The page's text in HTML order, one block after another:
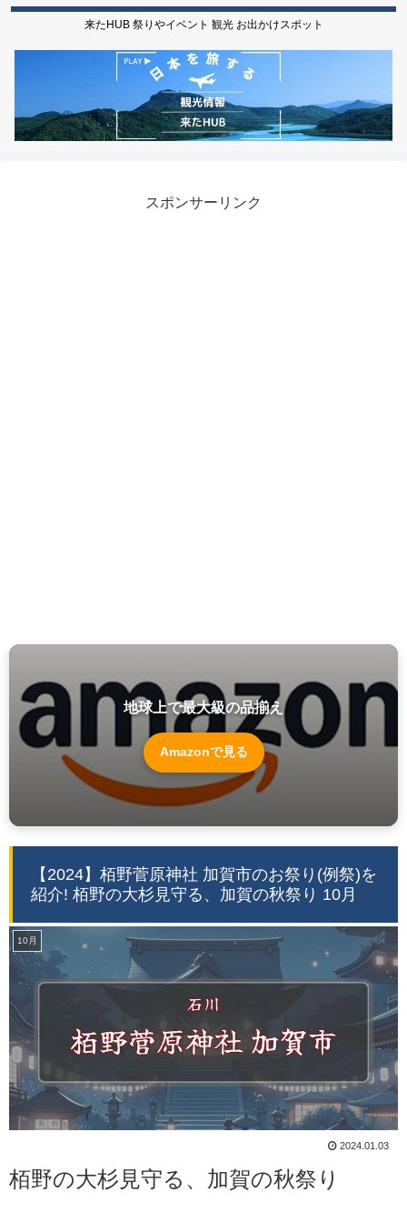
来たHUB 祭りやイベント 観光 お出かけスポット
スポンサーリンク
地球上で最大級の品揃え
Amazonで見る
【2024】栢野菅原神社 加賀市のお祭り(例祭)を
紹介! 栢野の大杉見守る、加賀の秋祭り 10月
10月
2024.01.03
栢野の大杉見守る、加賀の秋祭り